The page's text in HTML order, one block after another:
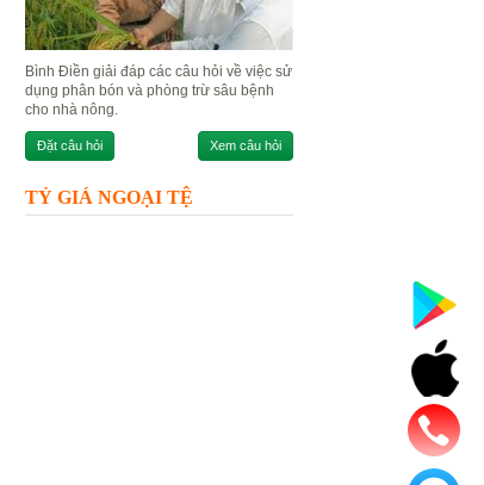
Bình Điền giải đáp các câu hỏi về việc sử
dụng phân bón và phòng trừ sâu bệnh
cho nhà nông.
Đặt câu hỏi Xem câu hỏi
TỶ GIÁ NGOẠI TỆ